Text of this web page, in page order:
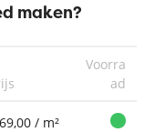
maken?
Voorra
ad
/ m²